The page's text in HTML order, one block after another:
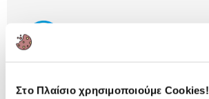
Στο Πλαίσιο χρησιμοποιούμε Cookies!